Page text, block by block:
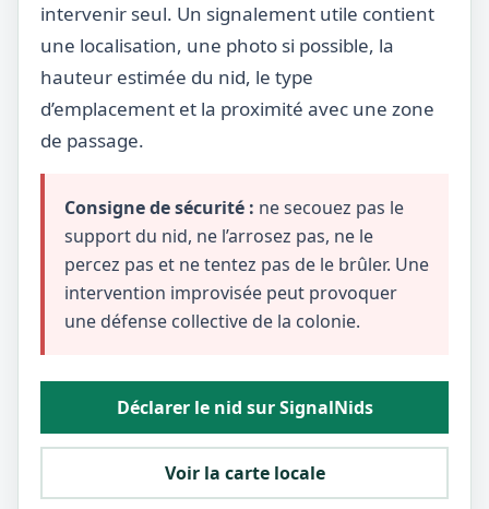
intervenir seul. Un signalement utile contient
une localisation, une photo si possible, la
hauteur estimée du nid, le type
d’emplacement et la proximité avec une zone
de passage.
Consigne de sécurité : ne secouez pas le
support du nid, ne l’arrosez pas, ne le
percez pas et ne tentez pas de le brûler. Une
intervention improvisée peut provoquer
une défense collective de la colonie.
Déclarer le nid sur SignalNids
Voir la carte locale